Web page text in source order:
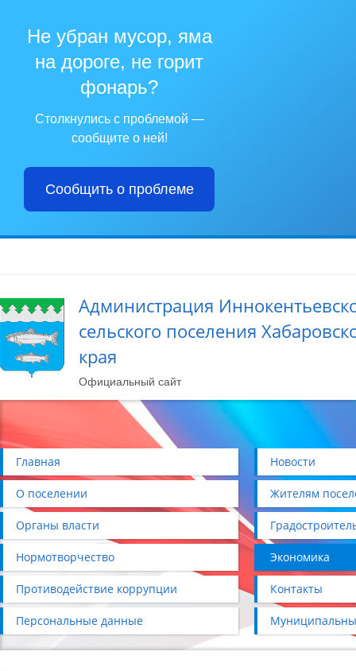
Не убран мусор, яма
на дороге, не горит
фонарь?
Столкнулись с проблемой —
сообщите о ней!
Сообщить о проблеме
Администрация
сельского поселения
края
Официальный сайт
Главная Новости
О поселении Жителям
Органы власти
Нормотворчество Экономика
Противодействие коррупции Контакты
Персональные данные